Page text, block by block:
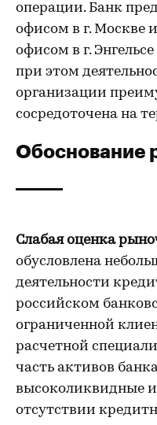
операции. Банк
офисом в г. Москве
офисом в г.
при этом
организации
сосредоточена на
Обоснование
Слабая оценка
обусловлена
деятельности
российском
ограниченной
расчетной
часть активов
высоколиквидные
отсутствии